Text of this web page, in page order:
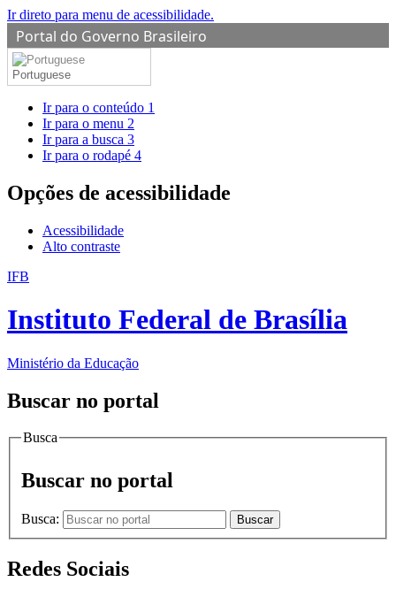
Ir direto para menu de acessibilidade.
Portal do Governo Brasileiro
Portuguese
Ir para o conteúdo 1
Ir para o menu 2
Ir para a busca 3
Ir para o rodapé 4
Opções de acessibilidade
Acessibilidade
Alto contraste
IFB
Instituto Federal de Brasília
Ministério da Educação
Buscar no portal
Busca
Buscar no portal
Busca: Buscar
Redes Sociais